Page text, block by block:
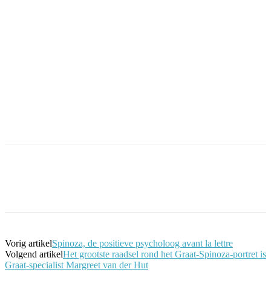
Vorig artikelSpinoza, de positieve psycholoog avant la lettre
Volgend artikelHet grootste raadsel rond het Graat-Spinoza-portret is
Graat-specialist Margreet van der Hut